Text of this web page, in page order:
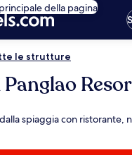
della pagina
le strutture
spiaggia con ristorante,